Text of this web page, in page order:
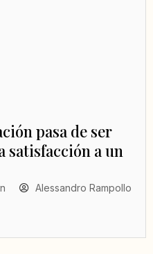
pasa de ser
satisfacción a un
Alessandro Rampollo